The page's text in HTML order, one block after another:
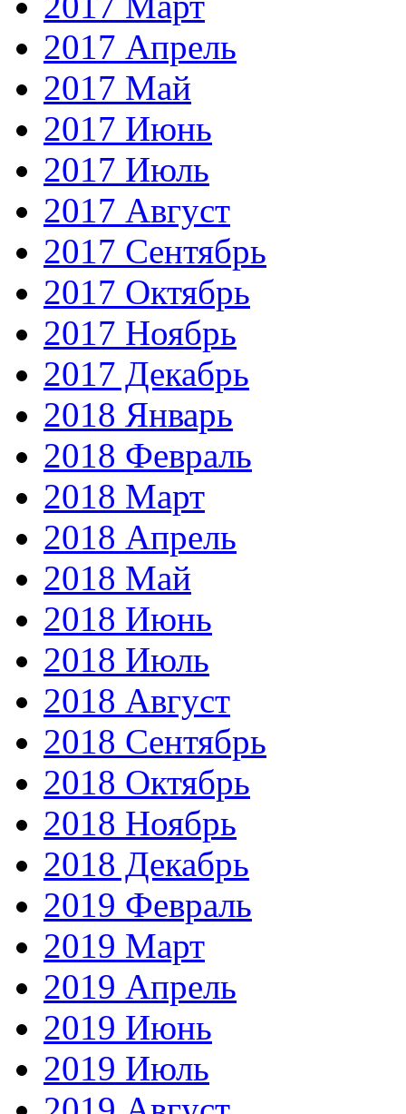
2017 Апрель
2017 Май
2017 Июнь
2017 Июль
2017 Август
2017 Сентябрь
2017 Октябрь
2017 Ноябрь
2017 Декабрь
2018 Январь
2018 Февраль
2018 Март
2018 Апрель
2018 Май
2018 Июнь
2018 Июль
2018 Август
2018 Сентябрь
2018 Октябрь
2018 Ноябрь
2018 Декабрь
2019 Февраль
2019 Март
2019 Апрель
2019 Июнь
2019 Июль